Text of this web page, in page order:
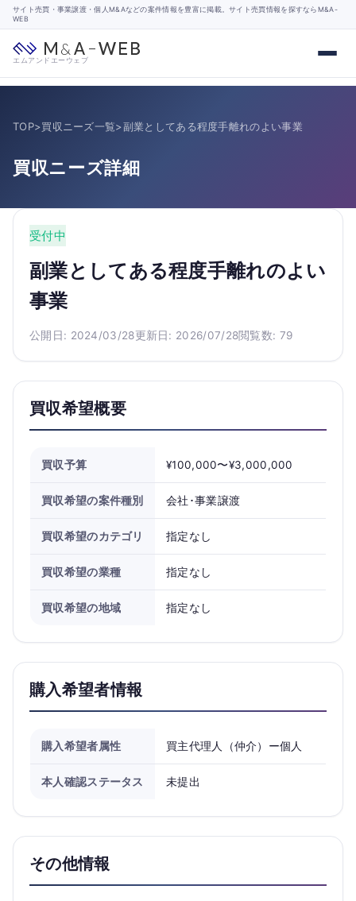
サイト売買・事業譲渡・個人M&Aなどの案件情報を豊富に掲載。サイト売買情報を探すならM&A-
WEB
エムアンドエーウェブ
TOP>買収ニーズ一覧>副業としてある程度手離れのよい事業
買収ニーズ詳細
受付中
副業としてある程度手離れのよい
事業
公開日: 2024/03/28更新日: 2026/07/28閲覧数: 79
買収希望概要
買収予算 ¥100,000〜¥3,000,000
買収希望の案件種別 会社･事業譲渡
買収希望のカテゴリ 指定なし
買収希望の業種 指定なし
買収希望の地域 指定なし
購入希望者情報
購入希望者属性 買主代理人（仲介）ー個人
本人確認ステータス 未提出
その他情報